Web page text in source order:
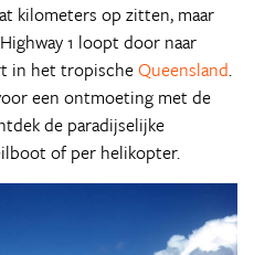
kilometers op zitten, maar
1 loopt door naar
in het tropischeQueensland.
een ontmoeting met de
de paradijselijke
of per helikopter.